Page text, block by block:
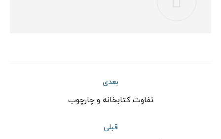
قبلی
بعدی
نوشته
تفاوت کتابخانه و چارچوب